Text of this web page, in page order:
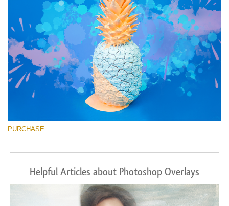
PURCHASE
Helpful Articles about Photoshop Overlays